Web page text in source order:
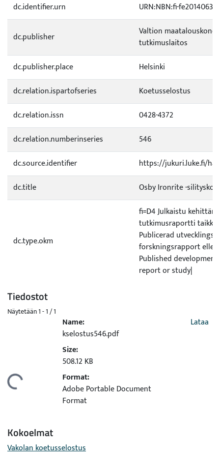
dc.identifier.urn
URN:NBN:fi-
dc.publisher
Valtion
tutkimuslaitos
dc.publisher.place
Helsinki
dc.relation.ispartofseries
Koetusselostus
dc.relation.issn
0428-4372
dc.relation.numberinseries
546
dc.source.identifier
https://jukuri.luke.fi/
dc.title
Osby Ironrite -
dc.type.okm
fi=D4 Julkaistu
tutkimusraportti taikka
Publicerad utvecklings
forskningsrapport eller
Published
report or study|
Tiedostot
Näytetään1 - 1 / 1
Ladataan...
Name:
kselostus546.pdf
Size:
508.12 KB
Format:
Adobe Portable Document
Format
Lataa
Kokoelmat
Vakolan koetusselostus